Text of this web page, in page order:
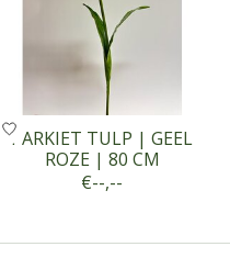
PARKIET TULP | GEEL
ROZE | 80 CM
€--,--